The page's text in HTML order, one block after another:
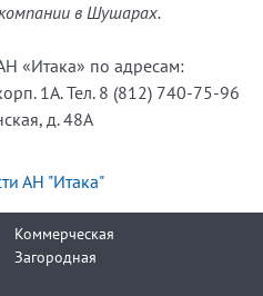
в Шушарах.
«Итака» по адресам:
1А. Тел. 8 (812) 740-75-96
д. 48А
АН "Итака"
Коммерческая
Загородная